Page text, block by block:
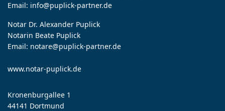
Email: info@puplick-partner.de
Notar Dr. Alexander Puplick
Notarin Beate Puplick
Email: notare@puplick-partner.de
www.notar-puplick.de
Kronenburgallee 1
44141 Dortmund